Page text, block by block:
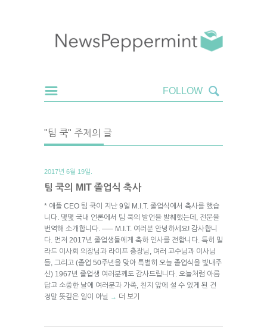
"팀 쿡" 주제의 글
2017년 6월 19일.
팀 쿡의 MIT 졸업식 축사
* 애플 CEO 팀 쿡이 지난 9일 M.I.T. 졸업식에서 축사를 했습
니다. 몇몇 국내 언론에서 팀 쿡의 발언을 발췌했는데, 전문을
번역해 소개합니다. —– M.I.T. 여러분 안녕하세요! 감사합니
다. 먼저 2017년 졸업생들에게 축하 인사를 전합니다. 특히 밀
라드 이사회 의장님과 라이프 총장님, 여러 교수님과 이사님
들, 그리고 (졸업 50주년을 맞아 특별히 오늘 졸업식을 빛내주
신) 1967년 졸업생 여러분께도 감사드립니다. 오늘처럼 아름
답고 소중한 날에 여러분과 가족, 친지 앞에 설 수 있게 된 건
정말 뜻깊은 일이 아닐 → 더 보기